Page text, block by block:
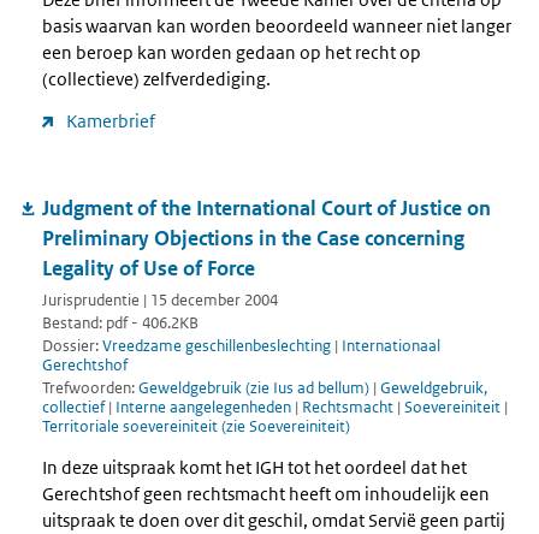
basis waarvan kan worden beoordeeld wanneer niet langer
een beroep kan worden gedaan op het recht op
(collectieve) zelfverdediging.
Kamerbrief
Judgment of the International Court of Justice on
Preliminary Objections in the Case concerning
Legality of Use of Force
Jurisprudentie | 15 december 2004
Bestand: pdf - 406.2KB
Dossier:Vreedzame geschillenbeslechting | Internationaal
Gerechtshof
Trefwoorden:Geweldgebruik (zie Ius ad bellum) | Geweldgebruik,
collectief| Interne aangelegenheden | Rechtsmacht | Soevereiniteit |
Territoriale soevereiniteit (zie Soevereiniteit)
In deze uitspraak komt het IGH tot het oordeel dat het
Gerechtshof geen rechtsmacht heeft om inhoudelijk een
uitspraak te doen over dit geschil, omdat Servië geen partij